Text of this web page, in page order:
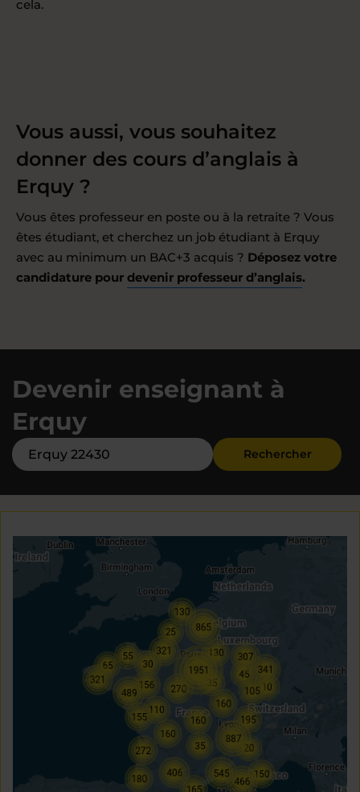
cela.
Vous aussi, vous souhaitez
donner des cours d’anglais à
Erquy ?
Vous êtes professeur en poste ou à la retraite ? Vous
êtes étudiant, et cherchez un job étudiant à Erquy
avec au minimum un BAC+3 acquis ? Déposez votre
candidature pour devenir professeur d’anglais.
Devenir enseignant à
Erquy
Rechercher